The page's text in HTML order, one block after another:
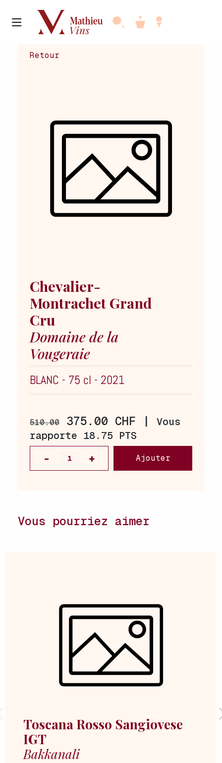
Retour
Chevalier-
Montrachet Grand
Cru
Domaine de la
Vougeraie
BLANC - 75 cl - 2021
510.00 375.00 CHF | Vous
rapporte 18.75 PTS
Ajouter
Vous pourriez aimer
Toscana Rosso Sangiovese
IGT
Bakkanali